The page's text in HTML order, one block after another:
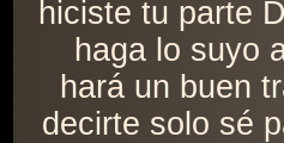
hiciste tu parte
haga lo suyo
hará un buen
decirte solo sé